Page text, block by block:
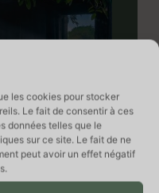
les cookies pour stocker
Le fait de consentir à ces
données telles que le
sur ce site. Le fait de ne
peut avoir un effet négatif